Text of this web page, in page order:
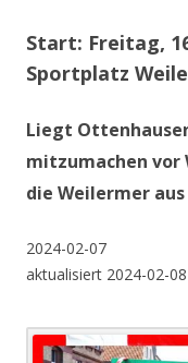
Start: Freitag,
Sportplatz
Liegt
mitzumachen vor
die Weilermer
2024-02-07
aktualisiert 2024-02-